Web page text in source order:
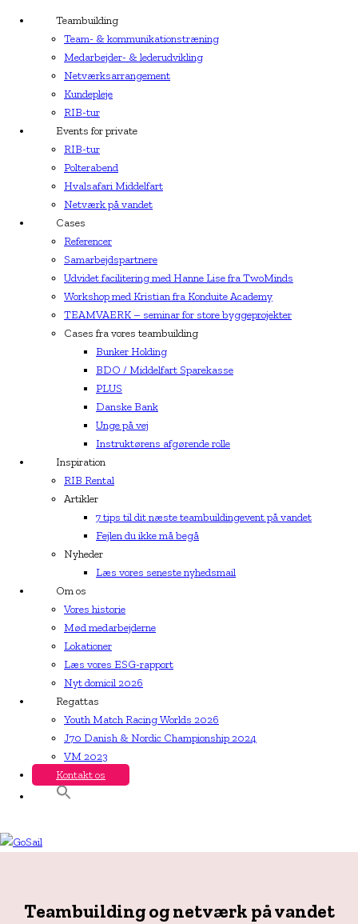
Teambuilding
Team- & kommunikationstræning
Medarbejder- & lederudvikling
Netværksarrangement
Kundepleje
RIB-tur
Events for private
RIB-tur
Polterabend
Hvalsafari Middelfart
Netværk på vandet
Cases
Referencer
Samarbejdspartnere
Udvidet facilitering med Hanne Lise fra TwoMinds
Workshop med Kristian fra Konduite Academy
TEAMVAERK – seminar for store byggeprojekter
Cases fra vores teambuilding
Bunker Holding
BDO / Middelfart Sparekasse
PLUS
Danske Bank
Unge på vej
Instruktørens afgørende rolle
Inspiration
RIB Rental
Artikler
7 tips til dit næste teambuildingevent på vandet
Fejlen du ikke må begå
Nyheder
Læs vores seneste nyhedsmail
Om os
Vores historie
Mød medarbejderne
Lokationer
Læs vores ESG-rapport
Nyt domicil 2026
Regattas
Youth Match Racing Worlds 2026
J70 Danish & Nordic Championship 2024
VM 2023
Kontakt os
Teambuilding og netværk på vandet